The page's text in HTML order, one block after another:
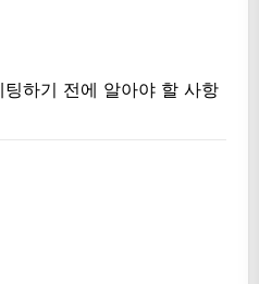
하기 전에 알아야 할 사항